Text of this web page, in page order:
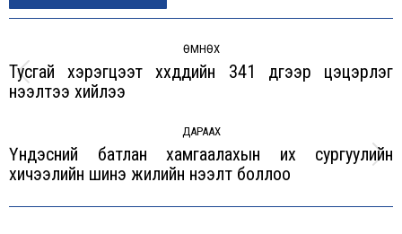
ӨМНӨХ
Previous
Тусгай хэрэгцээт хүүхдүүдийн 341 дүгээр цэцэрлэг
нээлтээ хийлээ
ДАРААХ
Next
Үндэсний батлан хамгаалахын их сургуулийн
хичээлийн шинэ жилийн нээлт боллоо